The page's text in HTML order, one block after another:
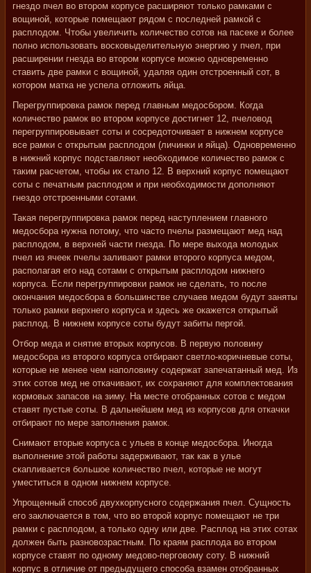
гнездо пчел во втором корпусе расширяют только рамками с
вощиной, которые помещают рядом с последней рамкой с
расплодом. Чтобы увеличить количество сотов на пасеке и более
полно использовать восковыделительную энергию у пчел, при
расширении гнезда во втором корпусе можно одновременно
ставить две рамки с вощиной, удаляя один отстроенный сот, в
котором матка не успела отложить яйца.
Перегруппировка рамок перед главным медосбором. Когда
количество рамок во втором корпусе достигнет 12, пчеловод
перегруппировывает соты и сосредоточивает в нижнем корпусе
все рамки с открытым расплодом (личинки и яйца). Одновременно
в нижний корпус подставляют необходимое количество рамок с
таким расчетом, чтобы их стало 12. В верхний корпус помещают
соты с печатным расплодом и при необходимости дополняют
гнездо отстроенными сотами.
Такая перегруппировка рамок перед наступлением главного
медосбора нужна потому, что часто пчелы размещают мед над
расплодом, в верхней части гнезда. По мере выхода молодых
пчел из ячеек пчелы заливают рамки второго корпуса медом,
располагая его над сотами с открытым расплодом нижнего
корпуса. Если перегруппировки рамок не сделать, то после
окончания медосбора в большинстве случаев медом будут заняты
только рамки верхнего корпуса и здесь же окажется открытый
расплод. В нижнем корпусе соты будут забиты пергой.
Отбор меда и снятие вторых корпусов. В первую половину
медосбора из второго корпуса отбирают светло-коричневые соты,
которые не менее чем наполовину содержат запечатанный мед. Из
этих сотов мед не откачивают, их сохраняют для комплектования
кормовых запасов на зиму. На месте отобранных сотов с медом
ставят пустые соты. В дальнейшем мед из корпусов для откачки
отбирают по мере заполнения рамок.
Снимают вторые корпуса с ульев в конце медосбора. Иногда
выполнение этой работы задерживают, так как в улье
скапливается большое количество пчел, которые не могут
уместиться в одном нижнем корпусе.
Упрощенный способ двухкорпусного содержания пчел. Сущность
его заключается в том, что во второй корпус помещают не три
рамки с расплодом, а только одну или две. Расплод на этих сотах
должен быть разновозрастным. По краям расплода во втором
корпусе ставят по одному медово-перговому соту. В нижний
корпус в отличие от предыдущего способа взамен отобранных